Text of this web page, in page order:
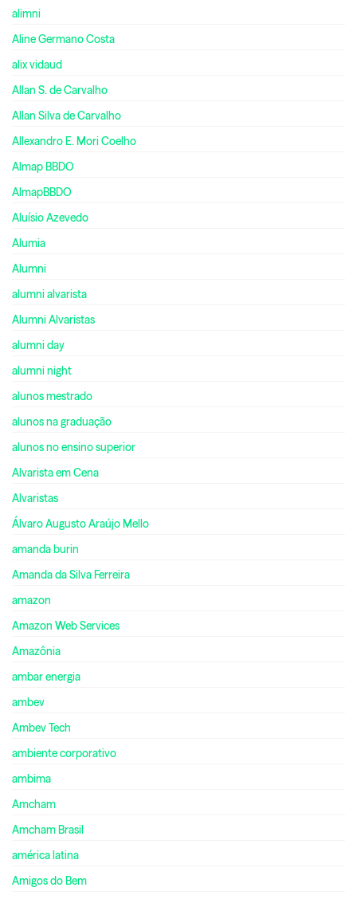
alimni
Aline Germano Costa
alix vidaud
Allan S. de Carvalho
Allan Silva de Carvalho
Allexandro E. Mori Coelho
Almap BBDO
AlmapBBDO
Aluísio Azevedo
Alumia
Alumni
alumni alvarista
Alumni Alvaristas
alumni day
alumni night
alunos mestrado
alunos na graduação
alunos no ensino superior
Alvarista em Cena
Alvaristas
Álvaro Augusto Araújo Mello
amanda burin
Amanda da Silva Ferreira
amazon
Amazon Web Services
Amazônia
ambar energia
ambev
Ambev Tech
ambiente corporativo
ambima
Amcham
Amcham Brasil
américa latina
Amigos do Bem